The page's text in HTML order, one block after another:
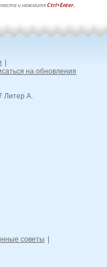
и нажмитеCtrl+Enter.
на обновления
Литер А.
советы